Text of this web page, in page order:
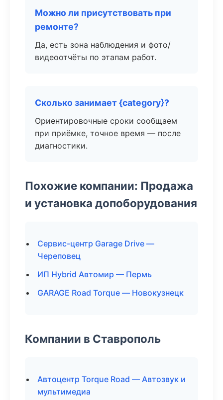
Можно ли присутствовать при
ремонте?
Да, есть зона наблюдения и фото/
видеоотчёты по этапам работ.
Сколько занимает {category}?
Ориентировочные сроки сообщаем
при приёмке, точное время — после
диагностики.
Похожие компании: Продажа
и установка допоборудования
Сервис-центр Garage Drive —
Череповец
ИП Hybrid Автомир — Пермь
GARAGE Road Torque — Новокузнецк
Компании в Ставрополь
Автоцентр Torque Road — Автозвук и
мультимедиа